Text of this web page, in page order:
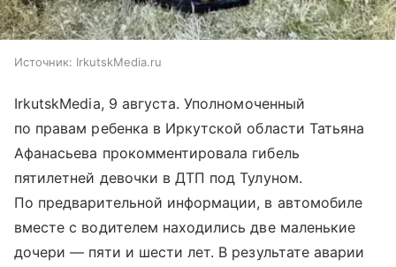
Источник: IrkutskMedia.ru
IrkutskMedia, 9 августа. Уполномоченный
по правам ребенка в Иркутской области Татьяна
Афанасьева прокомментировала гибель
пятилетней девочки в ДТП под Тулуном.
По предварительной информации, в автомобиле
вместе с водителем находились две маленькие
дочери — пяти и шести лет. В результате аварии